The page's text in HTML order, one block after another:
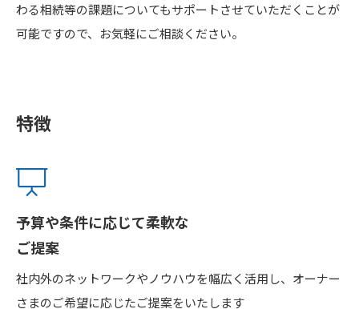
わる相続等の課題についてもサポートさせていただくことが
可能ですので、お気軽にご相談ください。
特徴
予算や条件に応じて柔軟な
ご提案
社内外のネットワークやノウハウを幅広く活用し、オーナー
さまのご希望に応じたご提案をいたします